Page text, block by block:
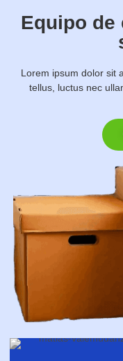
Equipo de
Lorem ipsum dolor sit
tellus, luctus nec